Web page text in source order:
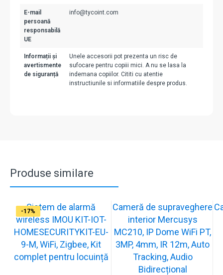
E-mail
persoană
responsabilă
UE
info@tycoint.com
Informații și
avertismente
de siguranță
Unele accesorii pot prezenta un risc de
sufocare pentru copiii mici. A nu se lasa la
indemana copiilor. Cititi cu atentie
instructiunile si informatiile despre produs.
Produse similare
-31%
Sistem de alarmă
wireless IMOU KIT-IOT-
HOMESECURITYKIT-EU-
9-M, WiFi, Zigbee, Kit
complet pentru locuință
-19%
Cameră de supraveghere
interior Mercusys
MC210, IP Dome WiFi PT,
3MP, 4mm, IR 12m, Auto
Tracking, Audio
Bidirecțional
-21%
-13%
-15%
-20%
-12%
-13%
-16%
-17%